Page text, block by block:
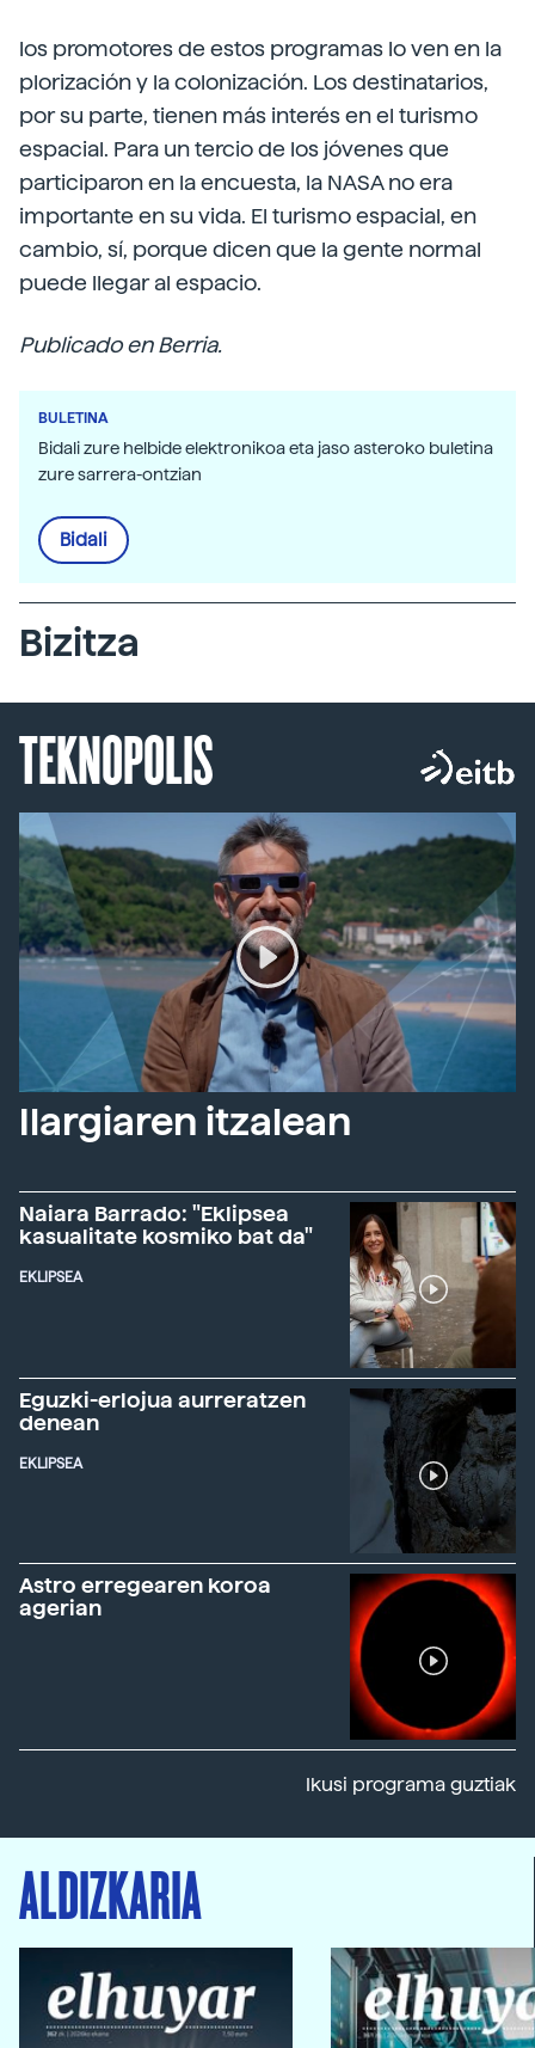
los promotores de estos programas lo ven en la
plorización y la colonización. Los destinatarios,
por su parte, tienen más interés en el turismo
espacial. Para un tercio de los jóvenes que
participaron en la encuesta, la NASA no era
importante en su vida. El turismo espacial, en
cambio, sí, porque dicen que la gente normal
puede llegar al espacio.
Publicado en Berria.
BULETINA
Bidali zure helbide elektronikoa eta jaso asteroko buletina
zure sarrera-ontzian
Bidali
Bizitza
TEKNOPOLIS
Ilargiaren itzalean
Naiara Barrado: "Eklipsea
kasualitate kosmiko bat da"
EKLIPSEA
Eguzki-erlojua aurreratzen
denean
EKLIPSEA
Astro erregearen koroa
agerian
Ikusi programa guztiak
ALDIZKARIA